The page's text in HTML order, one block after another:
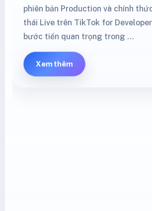
phiên bản Production và chính
thái Live trên TikTok for
bước tiến quan trọng trong …
Xem thêm